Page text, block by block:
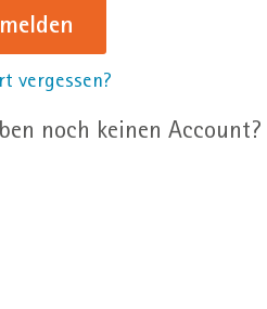
vergessen?
noch keinen Account?